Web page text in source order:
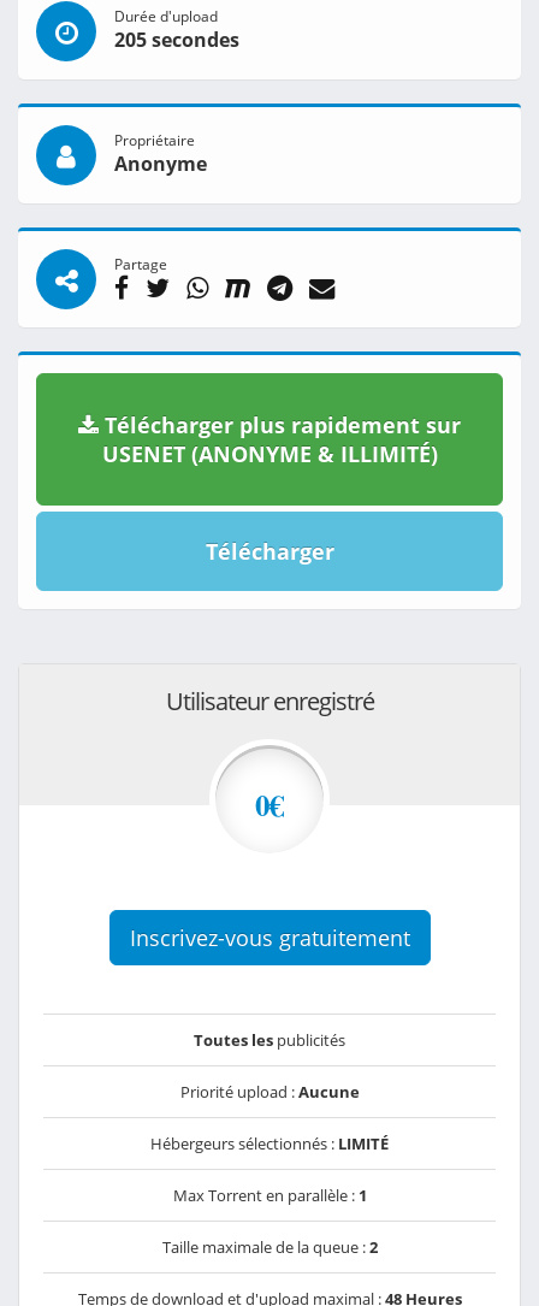
Durée d'upload
205 secondes
Propriétaire
Anonyme
Partage
Télécharger plus rapidement sur
USENET (ANONYME & ILLIMITÉ)
Télécharger
Utilisateur enregistré
0€
Inscrivez-vous gratuitement
Toutes les publicités
Priorité upload :Aucune
Hébergeurs sélectionnés : LIMITÉ
Max Torrent en parallèle : 1
Taille maximale de la queue :2
Temps de download et d'upload maximal :48 Heures